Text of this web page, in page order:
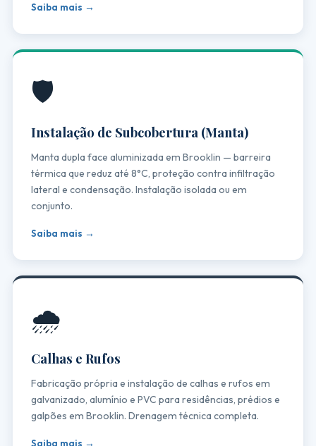
Saiba mais →
🛡️
Instalação de Subcobertura (Manta)
Manta dupla face aluminizada em Brooklin — barreira
térmica que reduz até 8°C, proteção contra infiltração
lateral e condensação. Instalação isolada ou em
conjunto.
Saiba mais →
🌧️
Calhas e Rufos
Fabricação própria e instalação de calhas e rufos em
galvanizado, alumínio e PVC para residências, prédios e
galpões em Brooklin. Drenagem técnica completa.
Saiba mais →